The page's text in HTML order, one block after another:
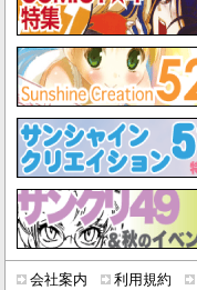
会社案内 利用規約